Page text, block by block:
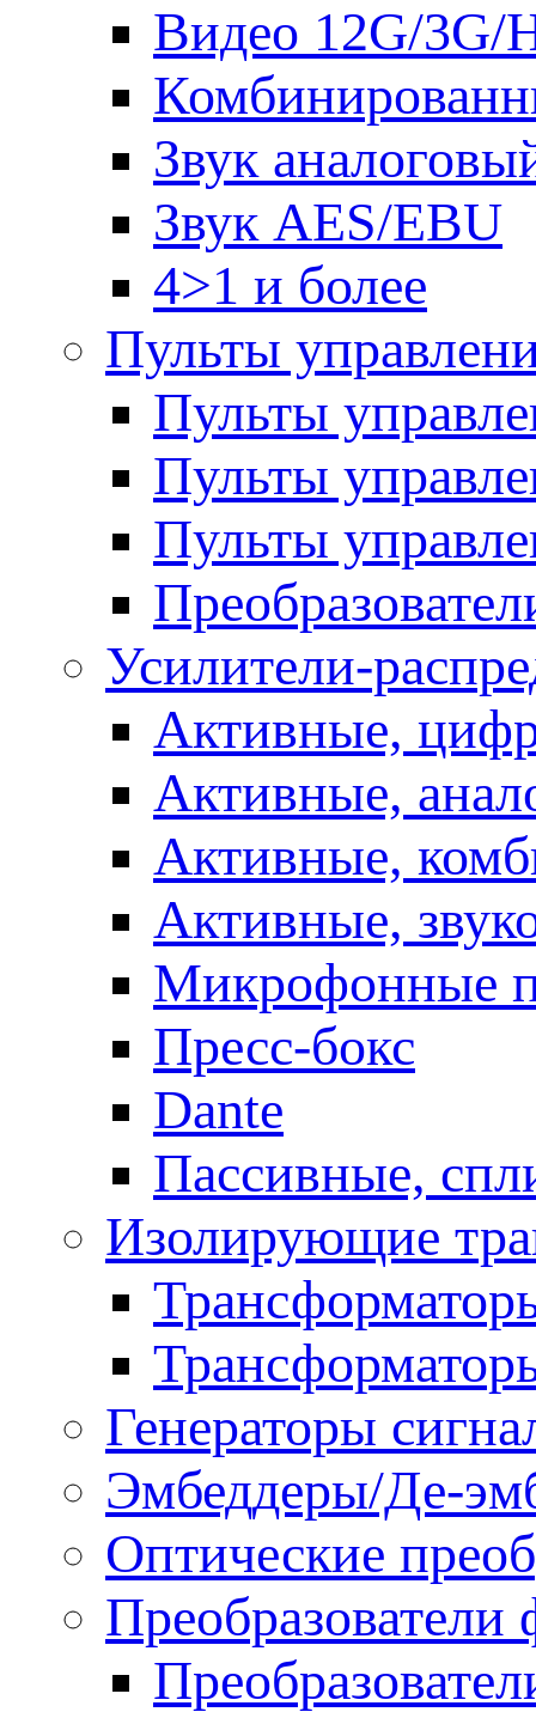
Видео 12G/3G/
Звук
Звук AES/EBU
4>1 и более
Пульты
Пульты
Пульты
Пульты
Усилители-
Активные,
Активные,
Активные,
Активные,
Микрофонные
Пресс-бокс
Dante
Пассивные,
Изолирующие
Генераторы
Эмбеддеры/Де-
Оптические
Преобразователи